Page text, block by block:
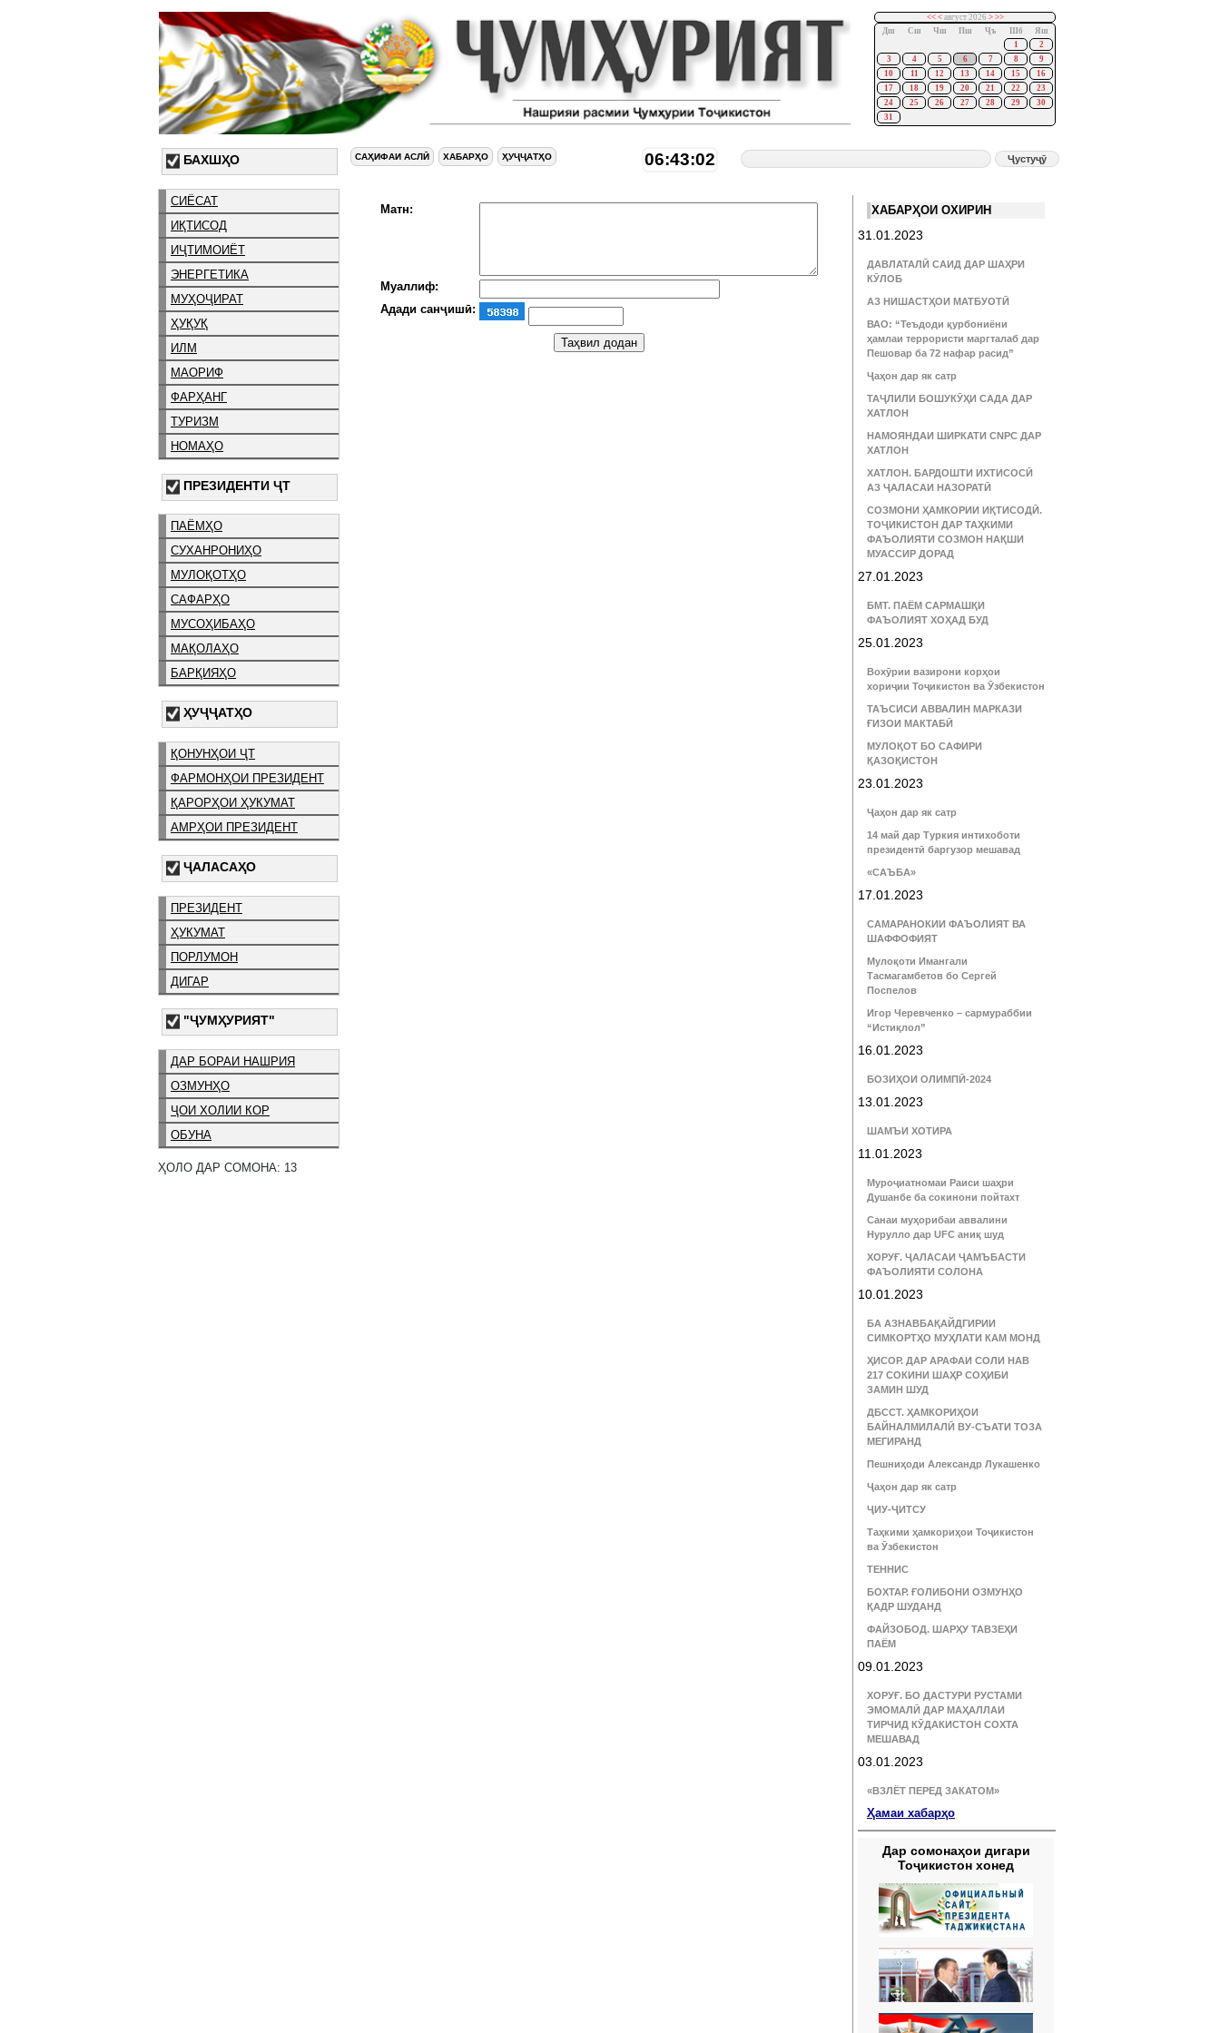
<< <август 2026 > >>
Дш
Сш Чш Пш Ҷъ Шб
Яш
1
2
3
4 5 6 7 8
9
10
11 12 13 14 15
16
17
18 19 20 21 22
23
24
25 26 27 28 29
30
31
БАХШҲО
СИЁСАТ
ИҚТИСОД
ИҶТИМОИЁТ
ЭНЕРГЕТИКА
МУҲОҶИРАТ
ҲУҚУҚ
ИЛМ
МАОРИФ
ФАРҲАНГ
ТУРИЗМ
НОМАҲО
ПРЕЗИДЕНТИ ҶТ
ПАЁМҲО
СУХАНРОНИҲО
МУЛОҚОТҲО
САФАРҲО
МУСОҲИБАҲО
МАҚОЛАҲО
БАРҚИЯҲО
ҲУҶҶАТҲО
ҚОНУНҲОИ ҶТ
ФАРМОНҲОИ ПРЕЗИДЕНТ
ҚАРОРҲОИ ҲУКУМАТ
АМРҲОИ ПРЕЗИДЕНТ
ҶАЛАСАҲО
ПРЕЗИДЕНТ
ҲУКУМАТ
ПОРЛУМОН
ДИГАР
"ҶУМҲУРИЯТ"
ДАР БОРАИ НАШРИЯ
ОЗМУНҲО
ҶОИ ХОЛИИ КОР
ОБУНА
ҲОЛО ДАР СОМОНА: 13
САҲИФАИ АСЛӢ ХАБАРҲО ҲУҶҶАТҲО 06:43:03
Матн:
Муаллиф:
Адади санҷишӣ:
ХАБАРҲОИ ОХИРИН
31.01.2023
ДАВЛАТАЛӢ САИД ДАР ШАҲРИ
КӮЛОБ
АЗ НИШАСТҲОИ МАТБУОТӢ
ВАО: “Теъдоди қурбониёни
ҳамлаи террористи маргталаб дар
Пешовар ба 72 нафар расид”
Ҷаҳон дар як сатр
ТАҶЛИЛИ БОШУКӮҲИ САДА ДАР
ХАТЛОН
НАМОЯНДАИ ШИРКАТИ CNPC ДАР
ХАТЛОН
ХАТЛОН. БАРДОШТИ ИХТИСОСӢ
АЗ ҶАЛАСАИ НАЗОРАТӢ
СОЗМОНИ ҲАМКОРИИ ИҚТИСОДӢ.
ТОҶИКИСТОН ДАР ТАҲКИМИ
ФАЪОЛИЯТИ СОЗМОН НАҚШИ
МУАССИР ДОРАД
27.01.2023
БМТ. ПАЁМ САРМАШҚИ
ФАЪОЛИЯТ ХОҲАД БУД
25.01.2023
Вохӯрии вазирони корҳои
хориҷии Тоҷикистон ва Ӯзбекистон
ТАЪСИСИ АВВАЛИН МАРКАЗИ
ҒИЗОИ МАКТАБӢ
МУЛОҚОТ БО САФИРИ
ҚАЗОҚИСТОН
23.01.2023
Ҷаҳон дар як сатр
14 май дар Туркия интихоботи
президентӣ баргузор мешавад
«САЪБА»
17.01.2023
САМАРАНОКИИ ФАЪОЛИЯТ ВА
ШАФФОФИЯТ
Мулоқоти Имангали
Тасмагамбетов бо Сергей
Поспелов
Игор Черевченко – сармураббии
“Истиқлол”
16.01.2023
БОЗИҲОИ ОЛИМПӢ-2024
13.01.2023
ШАМЪИ ХОТИРА
11.01.2023
Муроҷиатномаи Раиси шаҳри
Душанбе ба сокинони пойтахт
Санаи муҳорибаи аввалини
Нурулло дар UFC аниқ шуд
ХОРУҒ. ҶАЛАСАИ ҶАМЪБАСТИ
ФАЪОЛИЯТИ СОЛОНА
10.01.2023
БА АЗНАВБАҚАЙДГИРИИ
СИМКОРТҲО МУҲЛАТИ КАМ МОНД
ҲИСОР. ДАР АРАФАИ СОЛИ НАВ
217 СОКИНИ ШАҲР СОҲИБИ
ЗАМИН ШУД
ДБССТ. ҲАМКОРИҲОИ
БАЙНАЛМИЛАЛӢ ВУ-СЪАТИ ТОЗА
МЕГИРАНД
Пешниҳоди Александр Лукашенко
Ҷаҳон дар як сатр
ҶИУ-ҶИТСУ
Таҳкими ҳамкориҳои Тоҷикистон
ва Ӯзбекистон
ТЕННИС
БОХТАР. ҒОЛИБОНИ ОЗМУНҲО
ҚАДР ШУДАНД
ФАЙЗОБОД. ШАРҲУ ТАВЗЕҲИ
ПАЁМ
09.01.2023
ХОРУҒ. БО ДАСТУРИ РУСТАМИ
ЭМОМАЛӢ ДАР МАҲАЛЛАИ
ТИРЧИД КӮДАКИСТОН СОХТА
МЕШАВАД
03.01.2023
«ВЗЛЁТ ПЕРЕД ЗАКАТОМ»
Ҳамаи хабарҳо
Дар сомонаҳои дигари
Тоҷикистон хонед